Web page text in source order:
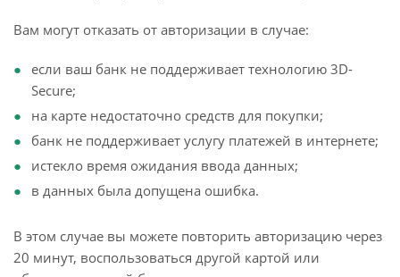
Вам могут отказать от авторизации в случае:
если ваш банк не поддерживает технологию 3D-
Secure;
на карте недостаточно средств для покупки;
банк не поддерживает услугу платежей в интернете;
истекло время ожидания ввода данных;
в данных была допущена ошибка.
В этом случае вы можете повторить авторизацию через
20 минут, воспользоваться другой картой или